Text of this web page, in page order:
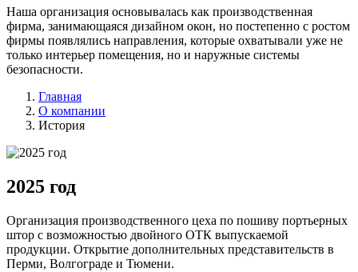
Наша организация основывалась как производственная
фирма, занимающаяся дизайном окон, но постепенно с ростом
фирмы появлялись направления, которые охватывали уже не
только интерьер помещения, но и наружные системы
безопасности.
Главная
О компании
История
2025 год
Организация производственного цеха по пошиву портьерных
штор с возможностью двойного ОТК выпускаемой
продукции. Открытие дополнительных представительств в
Перми, Волгограде и Тюмени.